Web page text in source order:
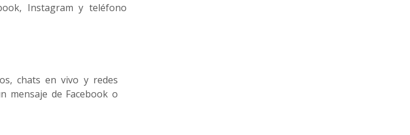
Instagram y teléfono
chats en vivo y redes
mensaje de Facebook o